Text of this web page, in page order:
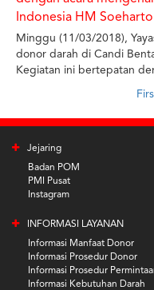
Indonesia HM Soeharto
Minggu (11/03/2018),
donor darah di Candi
Kegiatan ini bertepatan
Pembangunan Indonesia.
Hediati Hariyadi (titiek
kanvas oleh Titiek Soharto.
Pembangunan HM
seperti donor darah,
lomba, operasi katarak,
kegiatan yang
donor darah.
Jejaring
Badan POM
PMI Pusat
Instagram
INFORMASI LAYANAN
Informasi Manfaat Donor
Informasi Prosedur Donor
Informasi Prosedur
Informasi Kebutuhan Darah